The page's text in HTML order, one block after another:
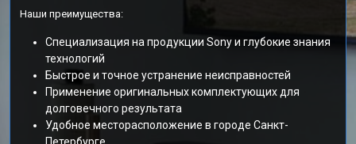
Наши преимущества:
Специализация на продукции Sony и глубокие знания
технологий
Быстрое и точное устранение неисправностей
Применение оригинальных комплектующих для
долговечного результата
Удобное месторасположение в городе Санкт-